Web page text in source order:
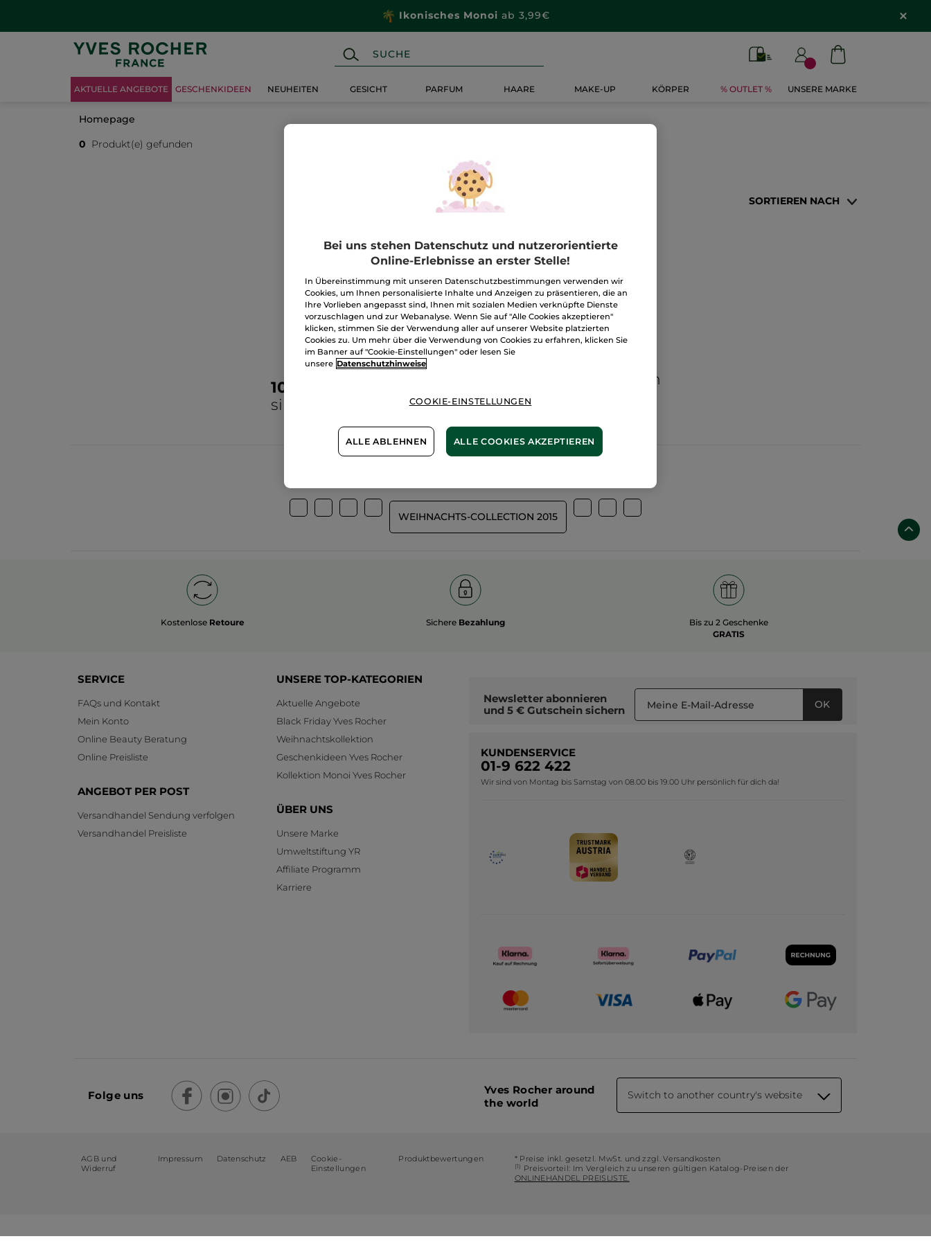
Ikonisches Monoi ab 3,99€
AKTUELLE ANGEBOTE GESCHENKIDEEN NEUHEITEN GESICHT PARFUM HAARE MAKE-UP KÖRPER % OUTLET % UNSERE MARKE
Homepage
0 Produkt(e) gefunden
SORTIEREN NACH
100%
sind
Wir bewirtschaften
unsere Felder
WEIHNACHTS-COLLECTION 2015
Kostenlose Retoure Sichere Bezahlung
Bis zu 2 Geschenke
GRATIS
SERVICE
FAQs und Kontakt
Mein Konto
Online Beauty Beratung
Online Preisliste
ANGEBOT PER POST
Versandhandel Sendung verfolgen
Versandhandel Preisliste
UNSERE TOP-KATEGORIEN
Aktuelle Angebote
Black Friday Yves Rocher
Weihnachtskollektion
Geschenkideen Yves Rocher
Kollektion Monoi Yves Rocher
ÜBER UNS
Unsere Marke
Umweltstiftung YR
Affiliate Programm
Karriere
Newsletter abonnieren
und 5 € Gutschein sichern OK
KUNDENSERVICE
01-9 622 422
Wir sind von Montag bis Samstag von 08.00 bis 19.00 Uhr persönlich für dich da!
Folge uns
Yves Rocher around
the world
Switch to another country's website
AGB und
Widerruf
Impressum Datenschutz AEB
Cookie-
Einstellungen
Produktbewertungen * Preise inkl. gesetzl. MwSt. und zzgl. Versandkosten
(1) Preisvorteil: Im Vergleich zu unseren gültigen Katalog-Preisen der
ONLINEHANDEL PREISLISTE.
Bei uns stehen Datenschutz und nutzerorientierte
Online-Erlebnisse an erster Stelle!
In Übereinstimmung mit unseren Datenschutzbestimmungen verwenden wir
Cookies, um Ihnen personalisierte Inhalte und Anzeigen zu präsentieren, die an
Ihre Vorlieben angepasst sind, Ihnen mit sozialen Medien verknüpfte Dienste
vorzuschlagen und zur Webanalyse. Wenn Sie auf "Alle Cookies akzeptieren"
klicken, stimmen Sie der Verwendung aller auf unserer Website platzierten
Cookies zu. Um mehr über die Verwendung von Cookies zu erfahren, klicken Sie
im Banner auf "Cookie-Einstellungen" oder lesen Sie
unsere Datenschutzhinweise
COOKIE-EINSTELLUNGEN
ALLE ABLEHNEN ALLE COOKIES AKZEPTIEREN